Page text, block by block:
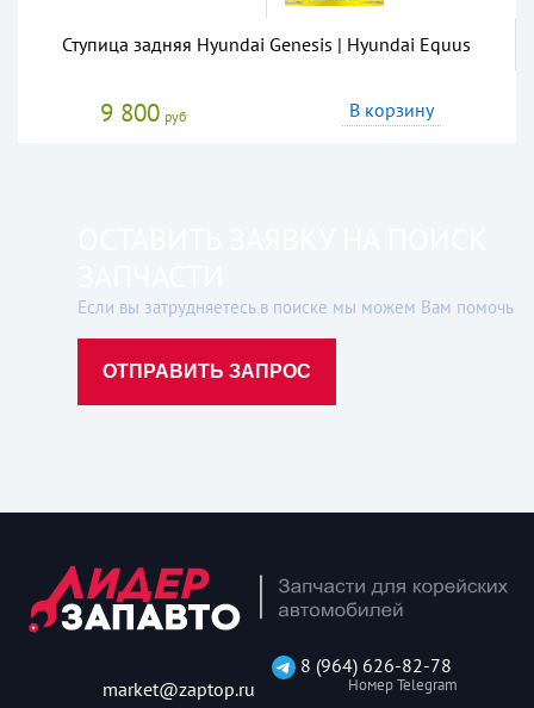
Ступица задняя Hyundai Genesis | Hyundai Equus
9 800 руб В корзину
Если вы затрудняетесь в поиске мы можем Вам помочь
ОТПРАВИТЬ ЗАПРОС
market@zaptop.ru
8 (964) 626-82-78
Номер Telegram